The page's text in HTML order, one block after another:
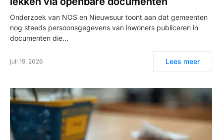
Onderzoek van NOS en Nieuwsuur toont aan dat gemeenten
nog steeds persoonsgegevens van inwoners publiceren in
documenten die…
juli 19, 2026 Lees meer